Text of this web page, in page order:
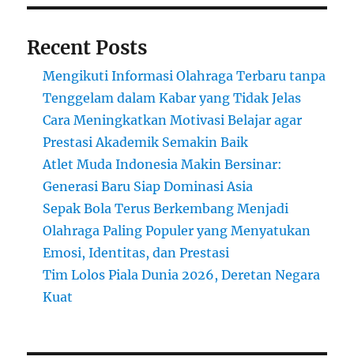
Recent Posts
Mengikuti Informasi Olahraga Terbaru tanpa
Tenggelam dalam Kabar yang Tidak Jelas
Cara Meningkatkan Motivasi Belajar agar
Prestasi Akademik Semakin Baik
Atlet Muda Indonesia Makin Bersinar:
Generasi Baru Siap Dominasi Asia
Sepak Bola Terus Berkembang Menjadi
Olahraga Paling Populer yang Menyatukan
Emosi, Identitas, dan Prestasi
Tim Lolos Piala Dunia 2026, Deretan Negara
Kuat